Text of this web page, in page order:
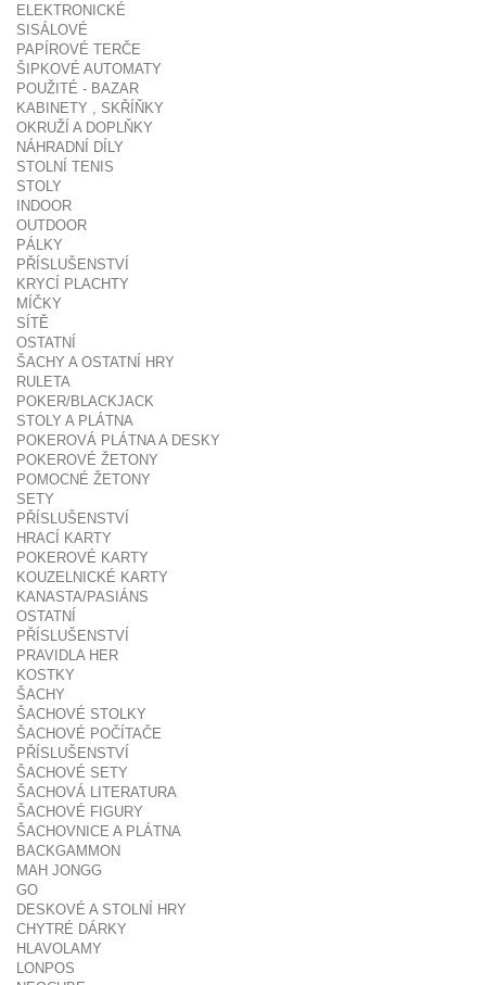
ELEKTRONICKÉ
SISÁLOVÉ
PAPÍROVÉ TERČE
ŠIPKOVÉ AUTOMATY
POUŽITÉ - BAZAR
KABINETY , SKŘÍŇKY
OKRUŽÍ A DOPLŇKY
NÁHRADNÍ DÍLY
STOLNÍ TENIS
STOLY
INDOOR
OUTDOOR
PÁLKY
PŘÍSLUŠENSTVÍ
KRYCÍ PLACHTY
MÍČKY
SÍTĚ
OSTATNÍ
ŠACHY A OSTATNÍ HRY
RULETA
POKER/BLACKJACK
STOLY A PLÁTNA
POKEROVÁ PLÁTNA A DESKY
POKEROVÉ ŽETONY
POMOCNÉ ŽETONY
SETY
PŘÍSLUŠENSTVÍ
HRACÍ KARTY
POKEROVÉ KARTY
KOUZELNICKÉ KARTY
KANASTA/PASIÁNS
OSTATNÍ
PŘÍSLUŠENSTVÍ
PRAVIDLA HER
KOSTKY
ŠACHY
ŠACHOVÉ STOLKY
ŠACHOVÉ POČÍTAČE
PŘÍSLUŠENSTVÍ
ŠACHOVÉ SETY
ŠACHOVÁ LITERATURA
ŠACHOVÉ FIGURY
ŠACHOVNICE A PLÁTNA
BACKGAMMON
MAH JONGG
GO
DESKOVÉ A STOLNÍ HRY
CHYTRÉ DÁRKY
HLAVOLAMY
LONPOS